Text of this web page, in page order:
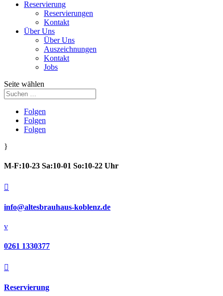
Reservierung
Reservierungen
Kontakt
Über Uns
Über Uns
Auszeichnungen
Kontakt
Jobs
Seite wählen
Folgen
Folgen
Folgen
}
M-F:10-23 Sa:10-01 So:10-22 Uhr

info@altesbrauhaus-koblenz.de
v
0261 1330377

Reservierung